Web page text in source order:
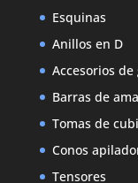
Esquinas
Anillos en D
Accesorios de
Barras de
Tomas de
Conos
Tensores